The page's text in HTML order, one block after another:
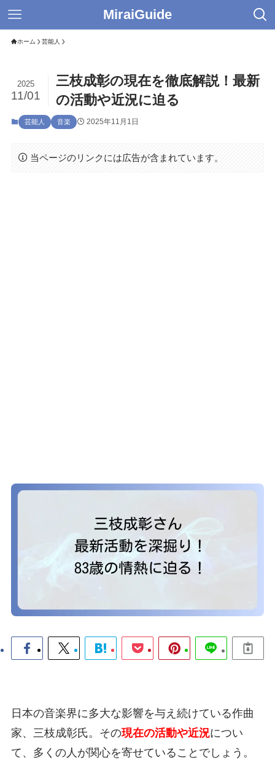
MiraiGuide
ホーム 芸能人
三枝成彰の現在を徹底解説！最新
の活動や近況に迫る
2025
11/01
芸能人 音楽 2025年11月1日
当ページのリンクには広告が含まれています。
日本の音楽界に多大な影響を与え続けている作曲
家、三枝成彰氏。その現在の活動や近況につい
て、多くの人が関心を寄せていることでしょう。